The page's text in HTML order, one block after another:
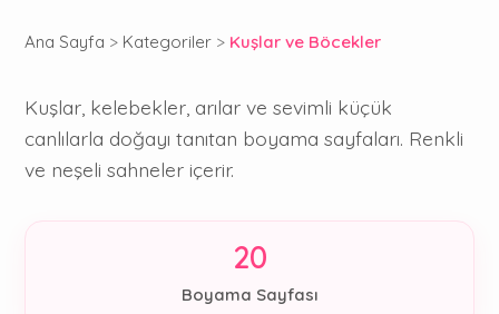
Ana Sayfa > Kategoriler > Kuşlar ve Böcekler
Kuşlar, kelebekler, arılar ve sevimli küçük
canlılarla doğayı tanıtan boyama sayfaları. Renkli
ve neşeli sahneler içerir.
20
Boyama Sayfası